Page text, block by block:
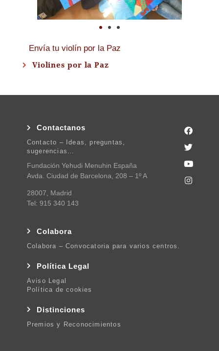
Envía tu violín por la Paz
Violines por la Paz
Contactanos
Contacto – Ideas, preguntas,
sugerencias…
Fundación Yehudi Menuhin España
Avda. Ciudad de Barcelona, 208 – 1º A
28007, Madrid
Tel: 915 340 143
Colabora
Colabora – Convocatoria para varios centros.
Política Legal
Aviso Legal
Política de cookies
Distinciones
Premios y Reconocimientos